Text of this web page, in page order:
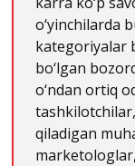
o‘yinchilarda
kategoriyalar
bo‘lgan
o‘ndan ortiq
qiladigan